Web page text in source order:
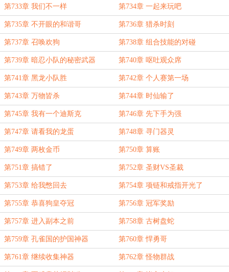
第733章 我们不一样 第734章 一起来玩吧
第735章 不开眼的和谐哥 第736章 猎杀时刻
第737章 召唤欢狗 第738章 组合技能的对碰
第739章 暗忍小队的秘密武器 第740章 呕吐观众席
第741章 黑龙小队胜 第742章 个人赛第一场
第743章 万物皆杀 第744章 时仙输了
第745章 我有一个迪斯克 第746章 先下手为强
第747章 请看我的龙蛋 第748章 寻门器灵
第749章 两枚金币 第750章 算账
第751章 搞错了 第752章 圣财VS圣裁
第753章 给我憋回去 第754章 项链和戒指开光了
第755章 恭喜狗皇夺冠 第756章 冠军奖励
第757章 进入副本之前 第758章 古树盘蛇
第759章 孔雀国的护国神器 第760章 悍勇哥
第761章 继续收集神器 第762章 怪物群战